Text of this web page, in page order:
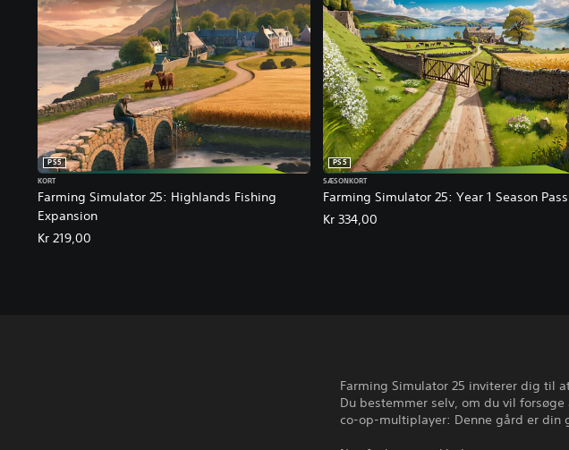
Farming Simulator 25: Highlands Fishing
Expansion
PS5
KORT
Kr 219,00
Farming Simulator 25: Year 1 Season Pass
PS5
SÆSONKORT
Kr 334,00
Farming Simulator 25 inviterer dig til
Du bestemmer selv, om du vil
co-op-multiplayer: Denne gård er din